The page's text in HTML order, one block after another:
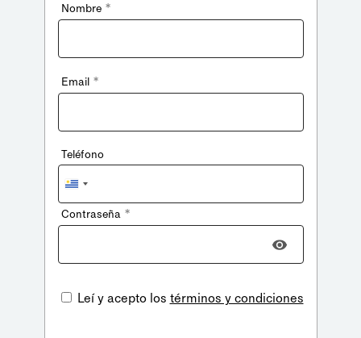
Nombre *
Email *
Teléfono
Uruguay
+598
Contraseña *
Leí y acepto los términos y condiciones